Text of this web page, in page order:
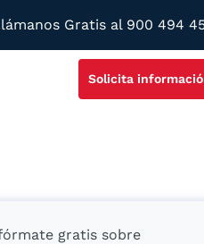
Gratis al 900 494
Solicita
gratis sobre